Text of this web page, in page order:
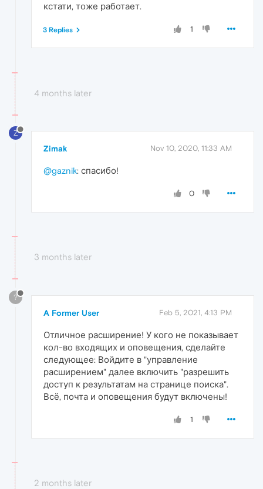
кстати, тоже работает.
1
3 Replies
4 months later
Z
Zimak Nov 10, 2020, 11:33 AM
@gaznik: спасибо!
0
3 months later
?
A Former User Feb 5, 2021, 4:13 PM
Отличное расширение! У кого не показывает
кол-во входящих и оповещения, сделайте
следующее: Войдите в "управление
расширением" далее включить "разрешить
доступ к результатам на странице поиска".
Всё, почта и оповещения будут включены!
1
2 months later